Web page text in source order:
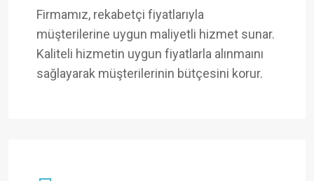
Firmamız, rekabetçi fiyatlarıyla
müşterilerine uygun maliyetli hizmet sunar.
Kaliteli hizmetin uygun fiyatlarla alınmaını
sağlayarak müşterilerinin bütçesini korur.